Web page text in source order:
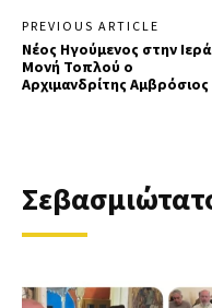
PREVIOUS ARTICLE
Νέος Ηγούμενος στην Ιερά
Μονή Τοπλού ο
Αρχιμανδρίτης Αμβρόσιος